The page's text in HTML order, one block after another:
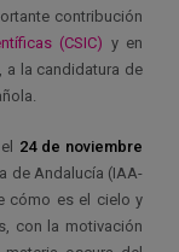
contribución
(CSIC) y en
, a la candidatura de
24 de noviembre
de Andalucía (IAA-
cómo es el cielo y
con la motivación